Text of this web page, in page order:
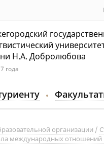
Н.А. Добролюбова
года
организации
международных отношений